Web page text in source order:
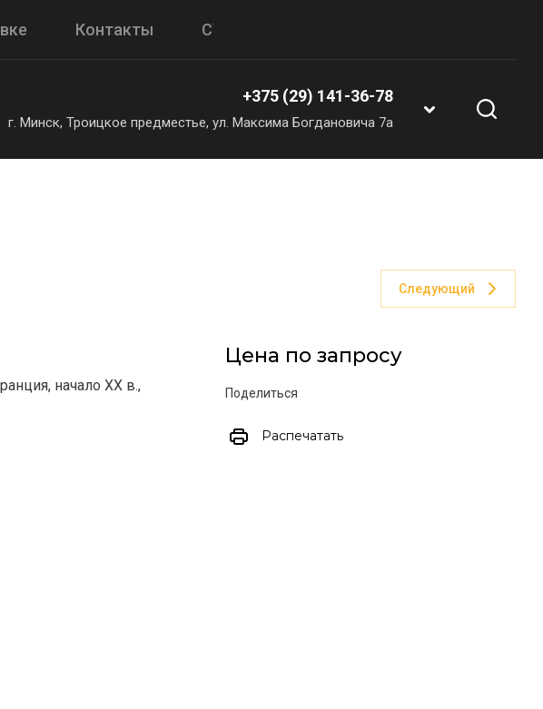
Контакты СУВЕНИРЫ & ПОДАРКИ
+375 (29) 141-36-78
г. Минск, Троицкое предместье, ул. Максима Богдановича 7а
Следующий
начало ХХ в.,
Цена по запросу
Поделиться
Распечатать